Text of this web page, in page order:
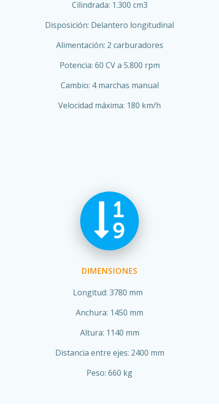
Cilindrada: 1.300 cm3
Disposición: Delantero longitudinal
Alimentación: 2 carburadores
Potencia: 60 CV a 5.800 rpm
Cambio: 4 marchas manual
Velocidad máxima: 180 km/h
DIMENSIONES
Longitud: 3780 mm
Anchura: 1450 mm
Altura: 1140 mm
Distancia entre ejes: 2400 mm
Peso: 660 kg